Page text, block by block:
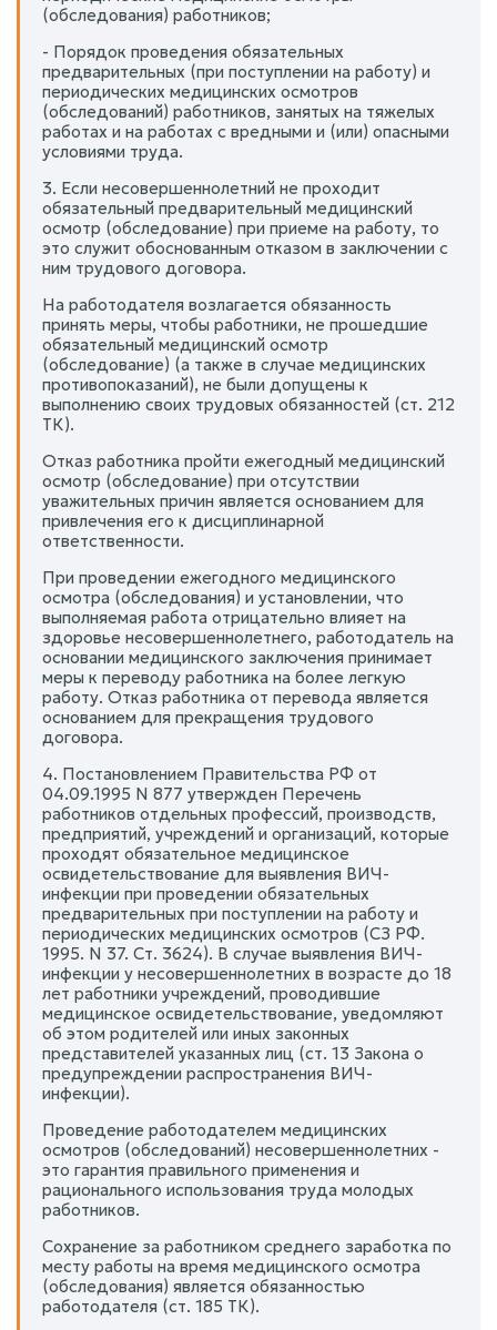
(обследования) работников;
- Порядок проведения обязательных
предварительных (при поступлении на работу) и
периодических медицинских осмотров
(обследований) работников, занятых на тяжелых
работах и на работах с вредными и (или) опасными
условиями труда.
3. Если несовершеннолетний не проходит
обязательный предварительный медицинский
осмотр (обследование) при приеме на работу, то
это служит обоснованным отказом в заключении с
ним трудового договора.
На работодателя возлагается обязанность
принять меры, чтобы работники, не прошедшие
обязательный медицинский осмотр
(обследование) (а также в случае медицинских
противопоказаний), не были допущены к
выполнению своих трудовых обязанностей (ст. 212
ТК).
Отказ работника пройти ежегодный медицинский
осмотр (обследование) при отсутствии
уважительных причин является основанием для
привлечения его к дисциплинарной
ответственности.
При проведении ежегодного медицинского
осмотра (обследования) и установлении, что
выполняемая работа отрицательно влияет на
здоровье несовершеннолетнего, работодатель на
основании медицинского заключения принимает
меры к переводу работника на более легкую
работу. Отказ работника от перевода является
основанием для прекращения трудового
договора.
4. Постановлением Правительства РФ от
04.09.1995 N 877 утвержден Перечень
работников отдельных профессий, производств,
предприятий, учреждений и организаций, которые
проходят обязательное медицинское
освидетельствование для выявления ВИЧ-
инфекции при проведении обязательных
предварительных при поступлении на работу и
периодических медицинских осмотров (СЗ РФ.
1995. N 37. Ст. 3624). В случае выявления ВИЧ-
инфекции у несовершеннолетних в возрасте до 18
лет работники учреждений, проводившие
медицинское освидетельствование, уведомляют
об этом родителей или иных законных
представителей указанных лиц (ст. 13 Закона о
предупреждении распространения ВИЧ-
инфекции).
Проведение работодателем медицинских
осмотров (обследований) несовершеннолетних -
это гарантия правильного применения и
рационального использования труда молодых
работников.
Сохранение за работником среднего заработка по
месту работы на время медицинского осмотра
(обследования) является обязанностью
работодателя (ст. 185 ТК).